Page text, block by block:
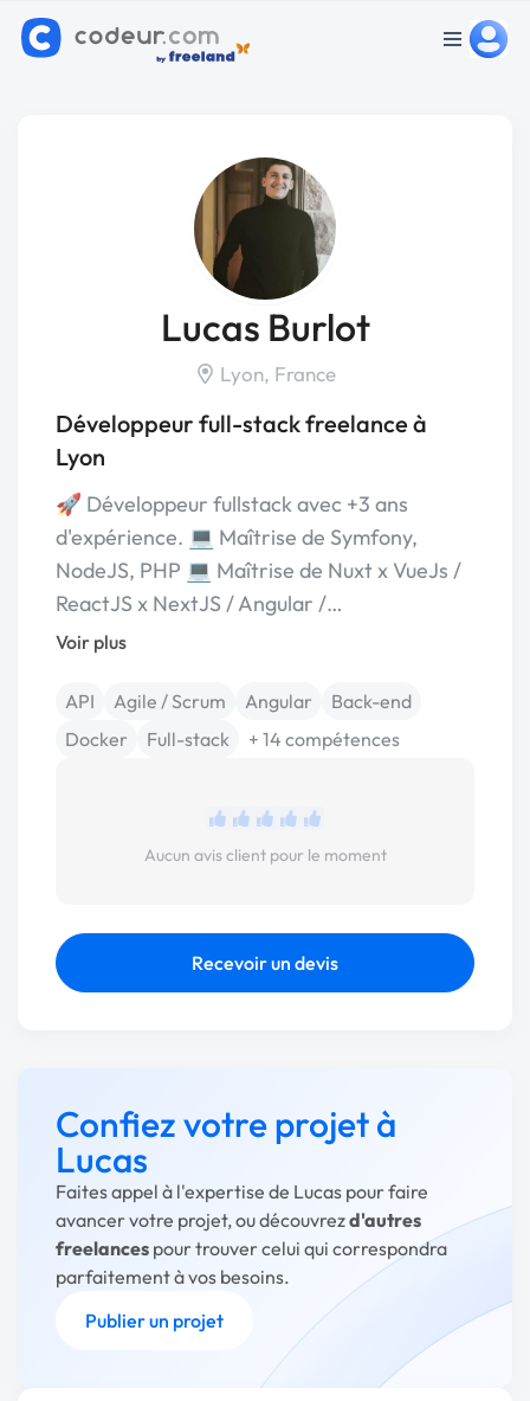
Lucas Burlot
Lyon, France
Développeur full-stack freelance à
Lyon
🚀 Développeur fullstack avec +3 ans
d'expérience. 💻 Maîtrise de Symfony,
NodeJS, PHP 💻 Maîtrise de Nuxt x VueJs /
ReactJS x NextJS / Angular /…
Voir plus
API Agile / Scrum Angular
Back-end
Docker
Full-stack + 14 compétences
Aucun avis client pour le moment
Recevoir un devis
Confiez votre projet à
Lucas
Faites appel à l'expertise de Lucas pour faire
avancer votre projet, ou découvrezd'autres
freelances pour trouver celui qui correspondra
parfaitement à vos besoins.
Publier un projet